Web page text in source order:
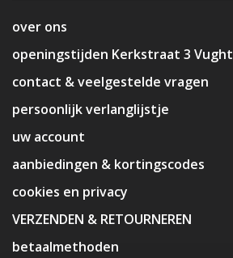
over ons
openingstijden Kerkstraat 3 Vught
contact & veelgestelde vragen
persoonlijk verlanglijstje
uw account
aanbiedingen & kortingscodes
cookies en privacy
VERZENDEN & RETOURNEREN
betaalmethoden